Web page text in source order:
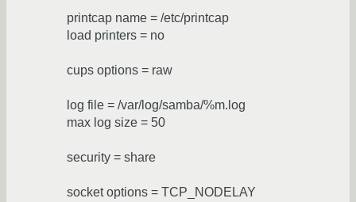
printcap name = /etc/printcap
load printers = no
cups options = raw
log file = /var/log/samba/%m.log
max log size = 50
security = share
socket options = TCP_NODELAY